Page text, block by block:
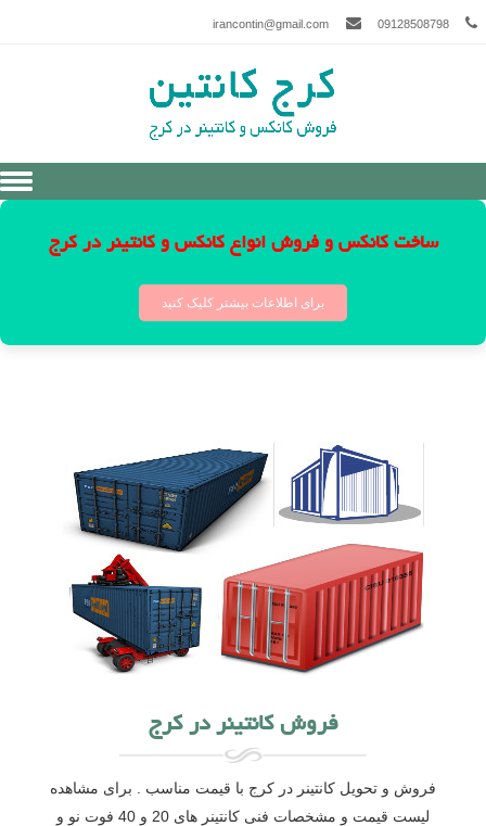
09128508798
irancontin@gmail.com
Skip to content
ساخت کانکس و فروش انواع کانکس و کانتینر در کرج
برای اطلاعات بیشتر کلیک کنید
فروش کانتینر در کرج
فروش و تحویل کانتینر در کرج با قیمت مناسب . برای مشاهده
لیست قیمت و مشخصات فنی کانتینر های 20 و 40 فوت نو و